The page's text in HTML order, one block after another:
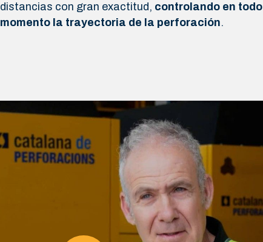
distancias con gran exactitud, controlando en todo
momento la trayectoria de la perforación.